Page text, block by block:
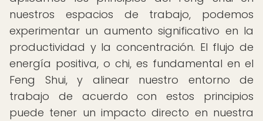
nuestros espacios de trabajo, podemos
experimentar un aumento significativo en la
productividad y la concentración. El flujo de
energía positiva, o chi, es fundamental en el
Feng Shui, y alinear nuestro entorno de
trabajo de acuerdo con estos principios
puede tener un impacto directo en nuestra